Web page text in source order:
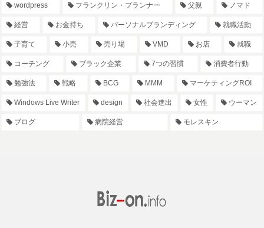
wordpress フランクリン・プランナー 父親 ノマド
経営 お金持ち パーソナルブランディング 就職活動
子育て 小売 売り場 VMD お店 就職
コーチング ブラック企業 7つの習慣 消費者行動
勉強法 戦略 BCG MMM マーケティングROI
Windows Live Writer design 社会進出 女性 ウーマン
ブログ 病院経営 モレスキン